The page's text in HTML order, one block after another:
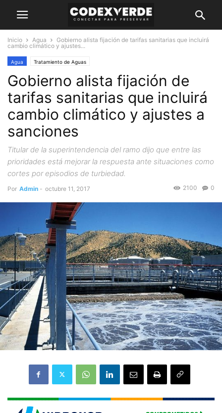
Inicio Agua
Gobierno alista fijación de tarifas sanitarias que incluirá
cambio climático y ajustes...
Agua Tratamiento de Aguas
Gobierno alista fijación de
tarifas sanitarias que incluirá
cambio climático y ajustes a
sanciones
Titular de la superintendencia del ramo dijo que entre las
prioridades está mejorar la respuesta ante situaciones como
cortes por episodios de turbiedad.
Por Admin - octubre 11, 2017 0
2100